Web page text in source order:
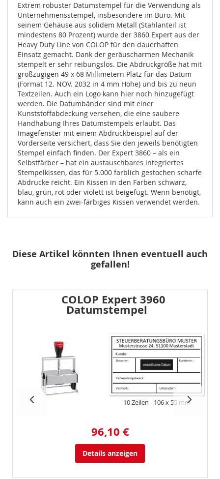
Extrem robuster Datumstempel für die Verwendung als
Unternehmensstempel, insbesondere im Büro. Mit
seinem Gehäuse aus solidem Metall (Stahlanteil ist
mindestens 80 Prozent) wurde der 3860 Expert aus der
Heavy Duty Line von COLOP für den dauerhaften
Einsatz gemacht. Dank der geräuscharmen Mechanik
stempelt er sehr reibungslos. Die Abdruckgröße hat mit
großzügigen 49 x 68 Millimetern Platz für das Datum
(Format 12. NOV. 2032 in 4 mm Höhe) und bis zu neun
Textzeilen. Auch ein Logo kann hier noch hinzugefügt
werden. Die Datumbänder sind mit einer
Kunststoffabdeckung versehen, die eine saubere
Handhabung Ihres Datumstempels erlaubt. Das
Imagefenster mit einem Abdruckbeispiel auf der
Vorderseite versichert, dass Sie den jeweils benötigten
Stempel einfach finden. Der Expert 3860 – als ein
Selbstfärber – hat ein austauschbares integriertes
Stempelkissen, das für 5.000 farblich gestochen scharfe
Abdrucke reicht. Ein Kissen in den Farben schwarz,
blau, grün, rot oder violett ist beigefügt. Wenn benötigt,
kann auch ein zwei-färbiges Kissen verwendet werden.
Diese Artikel könnten Ihnen eventuell auch
gefallen!
COLOP Expert 3960
Datumstempel
10 Zeilen 106 x 55 mm
96,10 €
Details anzeigen